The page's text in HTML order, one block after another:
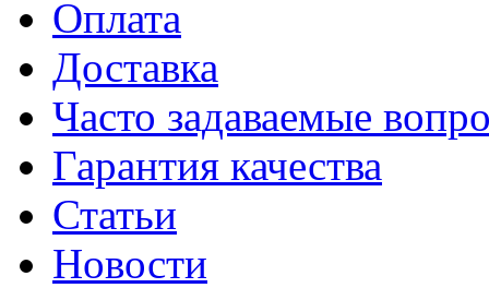
Оплата
Доставка
Часто задаваемые
Гарантия качества
Статьи
Новости